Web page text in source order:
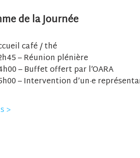
de la Journée
café / thé
– Réunion plénière
– Buffet offert par l’OARA
– Intervention d’un·e
>